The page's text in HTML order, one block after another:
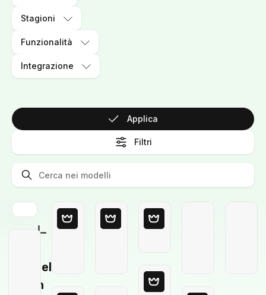
Stagioni
Funzionalità
Integrazione
Applica
Filtri
Modello
in